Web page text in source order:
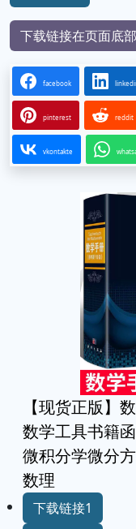
下载链接在页面底部
facebook
pinterest reddit
vkontakte
【现货正版】
数学工具书籍
微积分学微分
数理
下载链接1